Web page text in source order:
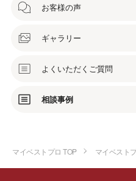
お客様の声
ギャラリー
よくいただくご質問
相談事例
マイベストプロ TOP マイベスト